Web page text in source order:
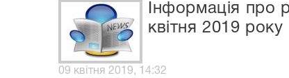
Інформація про
квітня 2019 року
09 квітня 2019, 14:32